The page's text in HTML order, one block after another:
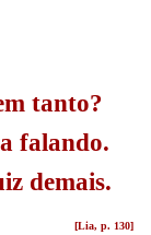
tanto?
falando.
demais.
[Lia, p. 130]